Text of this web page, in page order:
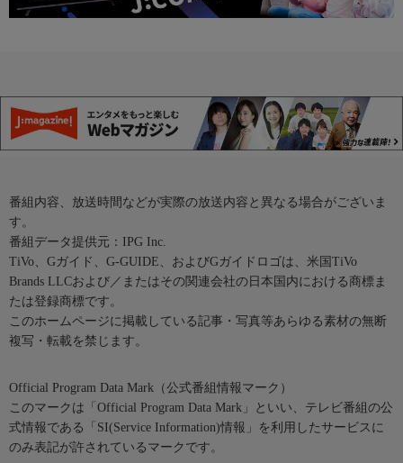
番組内容、放送時間などが実際の放送内容と異なる場合がございま
す。
番組データ提供元：IPG Inc.
TiVo、Gガイド、G-GUIDE、およびGガイドロゴは、米国TiVo
Brands LLCおよび／またはその関連会社の日本国内における商標ま
たは登録商標です。
このホームページに掲載している記事・写真等あらゆる素材の無断
複写・転載を禁じます。
Official Program Data Mark（公式番組情報マーク）
このマークは「Official Program Data Mark」といい、テレビ番組の公
式情報である「SI(Service Information)情報」を利用したサービスに
のみ表記が許されているマークです。